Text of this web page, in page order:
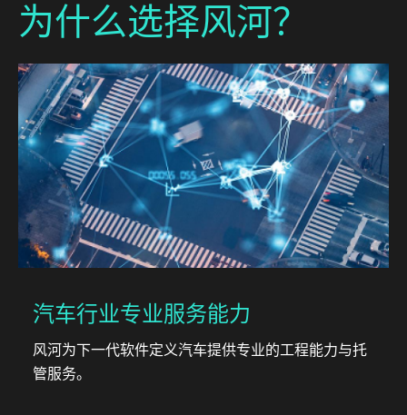
为什么选择风河？
汽车行业专业服务能力
风河为下一代软件定义汽车提供专业的工程能力与托
管服务。